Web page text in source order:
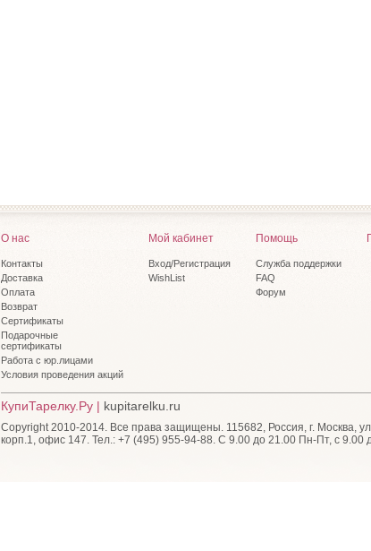
О нас
Контакты
Доставка
Оплата
Возврат
Сертификаты
Подарочные
сертификаты
Работа с юр.лицами
Условия проведения акций
Мой кабинет
Вход/Регистрация
WishList
Помощь
Служба поддержки
FAQ
Форум
КупиТарелку.Ру | kupitarelku.ru
Copyright 2010-2014. Все права защищены. 115682, Россия, г. Москва,
корп.1, офис 147. Тел.: +7 (495) 955-94-88. С 9.00 до 21.00 Пн-Пт, с 9.00